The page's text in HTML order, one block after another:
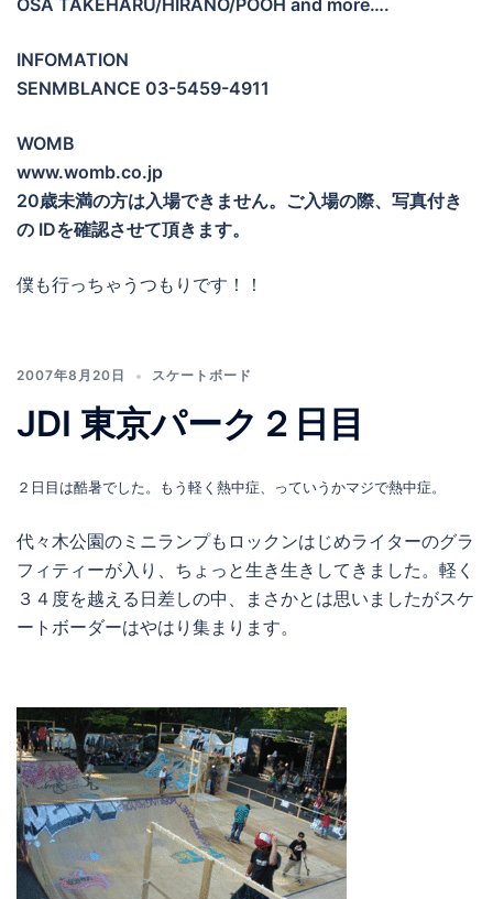
OSA TAKEHARU/HIRANO/POOH and more….
INFOMATION
SENMBLANCE 03-5459-4911
WOMB
www.womb.co.jp
20歳未満の方は入場できません。ご入場の際、写真付き
の IDを確認させて頂きます。
僕も行っちゃうつもりです！！
2007年8月20日 スケートボード
JDI 東京パーク２日目
２日目は酷暑でした。もう軽く熱中症、っていうかマジで熱中症。
代々木公園のミニランプもロックンはじめライターのグラ
フィティーが入り、ちょっと生き生きしてきました。軽く
３４度を越える日差しの中、まさかとは思いましたがスケ
ートボーダーはやはり集まります。